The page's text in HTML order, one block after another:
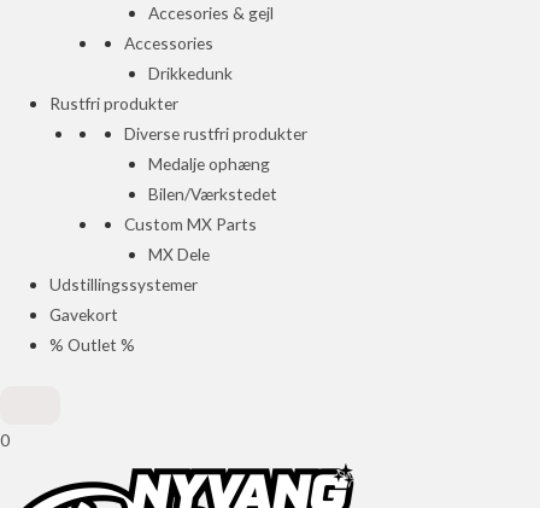
Accesories & gejl
Accessories
Drikkedunk
Rustfri produkter
Diverse rustfri produkter
Medalje ophæng
Bilen/Værkstedet
Custom MX Parts
MX Dele
Udstillingssystemer
Gavekort
% Outlet %
0